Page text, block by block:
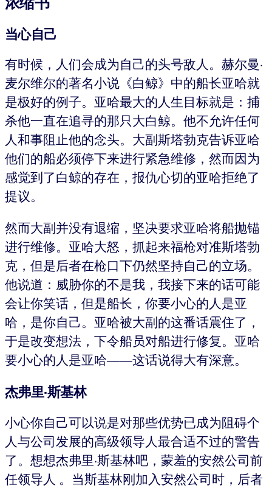
当心自己
有时候，人们会成为自己的头号敌人。赫尔曼·
麦尔维尔的著名小说《白鲸》中的船长亚哈就
是极好的例子。亚哈最大的人生目标就是：捕
杀他一直在追寻的那只大白鲸。他不允许任何
人和事阻止他的念头。大副斯塔勃克告诉亚哈
他们的船必须停下来进行紧急维修，然而因为
感觉到了白鲸的存在，报仇心切的亚哈拒绝了
提议。
然而大副并没有退缩，坚决要求亚哈将船抛锚
进行维修。亚哈大怒，抓起来福枪对准斯塔勃
克，但是后者在枪口下仍然坚持自己的立场。
他说道：威胁你的不是我，我接下来的话可能
会让你笑话，但是船长，你要小心的人是亚
哈，是你自己。亚哈被大副的这番话震住了，
于是改变想法，下令船员对船进行修复。亚哈
要小心的人是亚哈——这话说得大有深意。
杰弗里·斯基林
小心你自己可以说是对那些优势已成为阻碍个
人与公司发展的高级领导人最合适不过的警告
了。想想杰弗里·斯基林吧，蒙羞的安然公司前
任领导人 。当斯基林刚加入安然公司时，后者